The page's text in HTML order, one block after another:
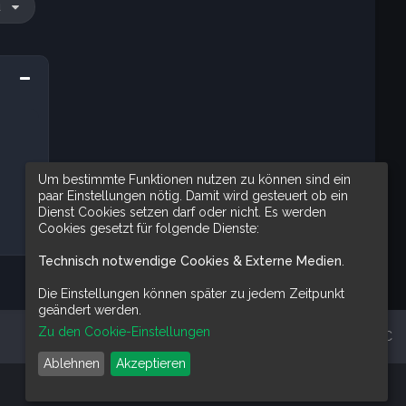
UTC
Um bestimmte Funktionen nutzen zu können sind ein
paar Einstellungen nötig. Damit wird gesteuert ob ein
Dienst Cookies setzen darf oder nicht. Es werden
Cookies gesetzt für folgende Dienste:
Technisch notwendige Cookies & Externe Medien
Die Einstellungen können später zu jedem Zeitpunkt
geändert werden.
Zu den Cookie-Einstellungen
Ablehnen Akzeptieren